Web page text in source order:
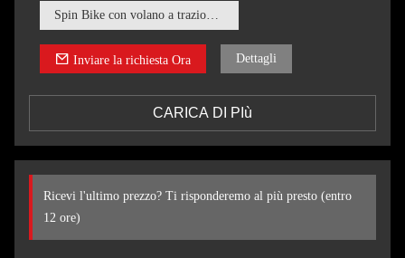
Spin Bike con volano a trazione posteriore
Inviare la richiesta Ora Dettagli
CARICA DI PIù
Ricevi l'ultimo prezzo? Ti risponderemo al più presto (entro
12 ore)